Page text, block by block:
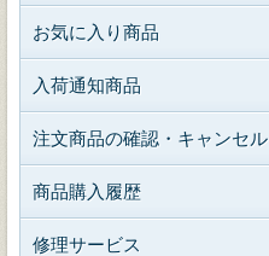
お気に入り商品
入荷通知商品
注文商品の確認・キャンセル
商品購入履歴
修理サービス